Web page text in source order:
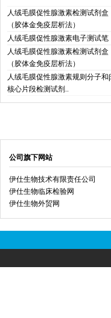
人绒毛膜促性腺激素检测试剂盒
（胶体金免疫层析法）
人绒毛膜促性腺激素电子测试笔
人绒毛膜促性腺激素检测试剂盒
（胶体金免疫层析法）
人绒毛膜促性腺激素规则分子和
核心片段检测试剂..
公司旗下网站
伊仕生物技术有限责任公司
伊仕生物临床检验网
伊仕生物外贸网